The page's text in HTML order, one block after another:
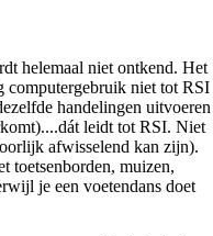
helemaal niet ontkend. Het
computergebruik niet tot RSI
handelingen uitvoeren
leidt tot RSI. Niet
afwisselend kan zijn).
toetsenborden, muizen,
je een voetendans doet